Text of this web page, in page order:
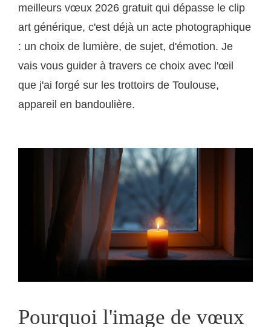
meilleurs vœux 2026 gratuit qui dépasse le clip
art générique, c'est déjà un acte photographique
: un choix de lumière, de sujet, d'émotion. Je
vais vous guider à travers ce choix avec l'œil
que j'ai forgé sur les trottoirs de Toulouse,
appareil en bandoulière.
Pourquoi l'image de vœux